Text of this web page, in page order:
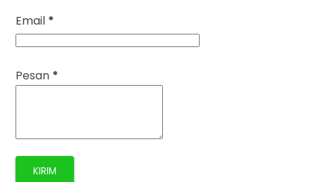
Email *
Pesan *